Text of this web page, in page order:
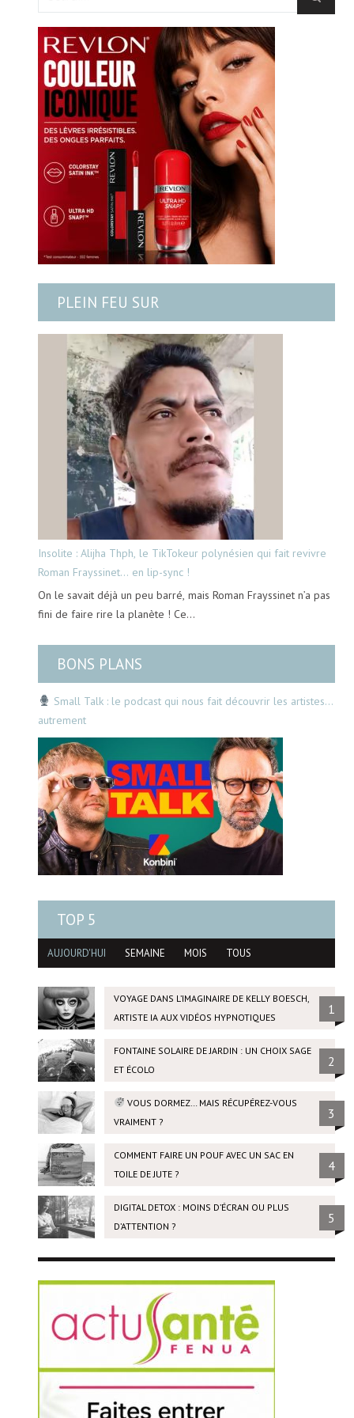
PLEIN FEU SUR
Insolite : Alijha Thph, le TikTokeur polynésien qui fait revivre
Roman Frayssinet… en lip-sync !
On le savait déjà un peu barré, mais Roman Frayssinet n’a pas
fini de faire rire la planète ! Ce…
BONS PLANS
Small Talk : le podcast qui nous fait découvrir les artistes…
autrement
TOP 5
AUJOURD'HUI SEMAINE MOIS TOUS
VOYAGE DANS L’IMAGINAIRE DE KELLY BOESCH,
ARTISTE IA AUX VIDÉOS HYPNOTIQUES
1
FONTAINE SOLAIRE DE JARDIN : UN CHOIX SAGE
ET ÉCOLO
2
VOUS DORMEZ… MAIS RÉCUPÉREZ-VOUS
VRAIMENT ?
3
COMMENT FAIRE UN POUF AVEC UN SAC EN
TOILE DE JUTE ?
4
DIGITAL DETOX : MOINS D’ÉCRAN OU PLUS
D’ATTENTION ?
5